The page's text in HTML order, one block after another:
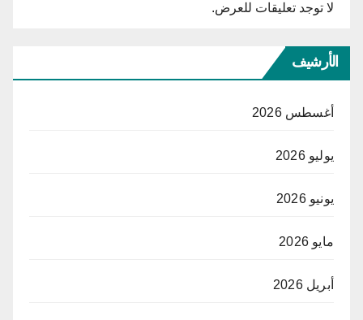
لا توجد تعليقات للعرض.
الأرشيف
أغسطس 2026
يوليو 2026
يونيو 2026
مايو 2026
أبريل 2026